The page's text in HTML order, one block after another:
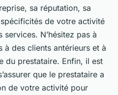
sa réputation, sa
de votre activité
N’hésitez pas à
à des clients antérieurs et à
du prestataire. Enfin, il est
que le prestataire a
de votre activité pour